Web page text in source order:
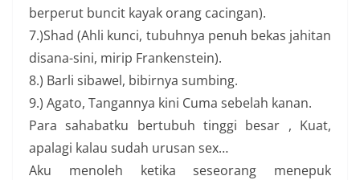
berperut buncit kayak orang cacingan).
7.)Shad (Ahli kunci, tubuhnya penuh bekas jahitan
disana-sini, mirip Frankenstein).
8.) Barli sibawel, bibirnya sumbing.
9.) Agato, Tangannya kini Cuma sebelah kanan.
Para sahabatku bertubuh tinggi besar , Kuat,
apalagi kalau sudah urusan sex…
Aku menoleh ketika seseorang menepuk